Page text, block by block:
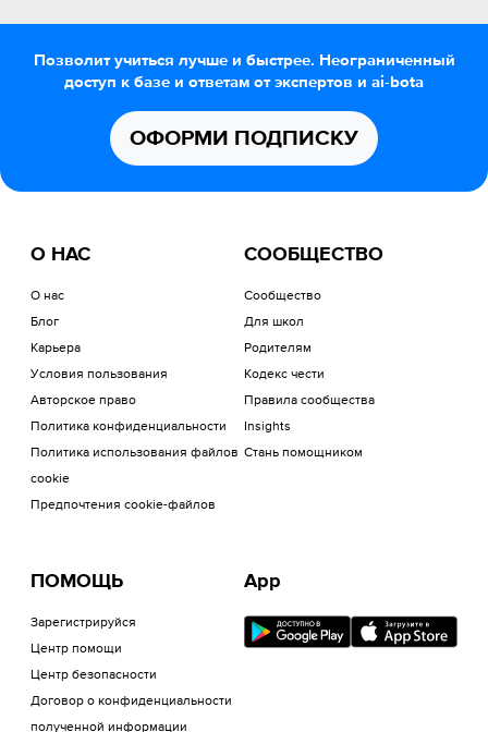
Позволит учиться лучше и быстрее. Неограниченный
доступ к базе и ответам от экспертов и ai-bota
ОФОРМИ ПОДПИСКУ
О НАС
О нас
Блог
Карьера
Условия пользования
Авторское право
Политика конфиденциальности
Политика использования файлов
cookie
Предпочтения cookie-файлов
СООБЩЕСТВО
Сообщество
Для школ
Родителям
Кодекс чести
Правила сообщества
Insights
Стань помощником
ПОМОЩЬ
Зарегистрируйся
Центр помощи
Центр безопасности
Договор о конфиденциальности
полученной информации
App